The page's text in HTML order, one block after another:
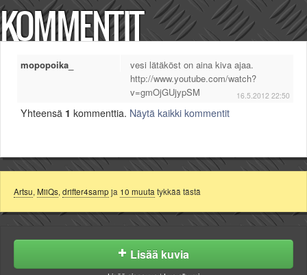
KOMMENTIT
mopopoika_
vesi lätäköst on aina kiva ajaa.
http://www.youtube.com/watch?
v=gmOjGUjypSM
16.5.2012 22:50
Yhteensä 1 kommenttia. Näytä kaikki kommentit
Artsu, MiiQs, drifter4samp ja 10 muuta tykkää tästä
Lisää kuvia